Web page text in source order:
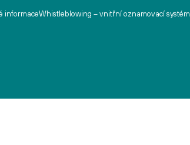
informaceWhistleblowing – vnitřní oznamovací systém